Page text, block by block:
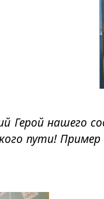
Герой нашего
пути!